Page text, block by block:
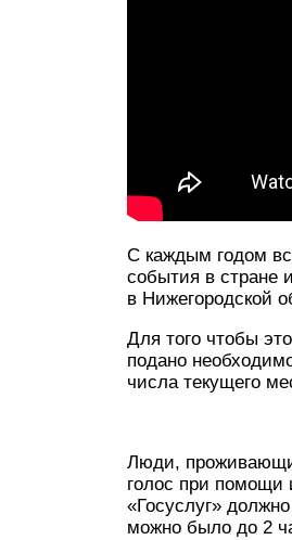
С каждым годом
события в стране
в Нижегородской
Для того чтобы
подано
числа текущего
Люди,
голос при помощи
«Госуслуг»
можно было до 2